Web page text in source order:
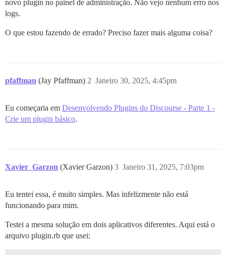
# Itera sobre os usuários do CSV e envia e-
        users.each do |user_data|
email = user_data["email"] ||
# Envia um e-mail automatizado usando
                message_body: email_body
              )
          else
        end
      end
    end
  end
novo plugin no painel de administração. Não vejo nenhum erro nos
logs.
O que estou fazendo de errado? Preciso fazer mais alguma coisa?
pfaffman (Jay Pfaffman) Janeiro 30, 2025, 4:45pm
2
Eu começaria em Desenvolvendo Plugins do Discourse - Parte 1 -
Crie um plugin básico.
Xavier_Garzon (Xavier Garzon) Janeiro 31, 2025, 7:03pm
3
Eu tentei essa, é muito simples. Mas infelizmente não está
funcionando para mim.
Testei a mesma solução em dois aplicativos diferentes. Aqui está o
arquivo plugin.rb que usei: